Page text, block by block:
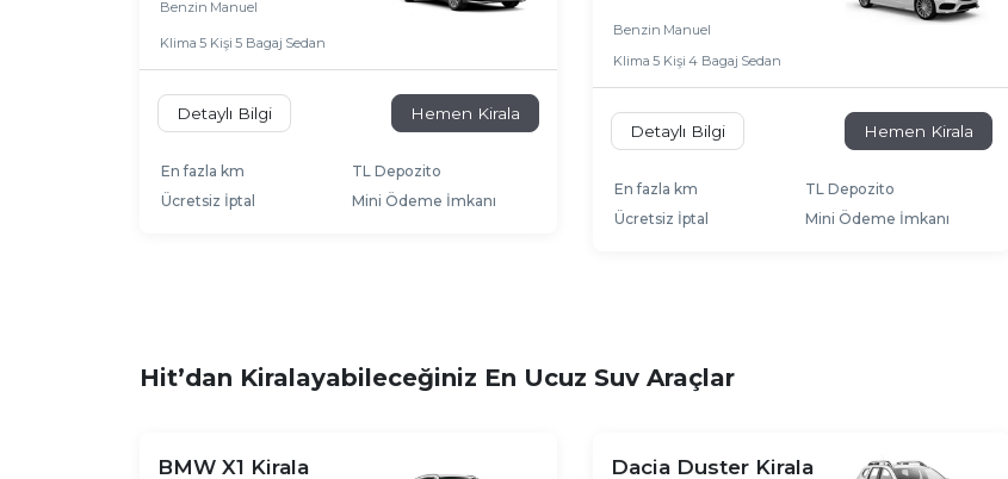
Benzin Manuel
Klima 5 Kişi 5 Bagaj Sedan
Detaylı Bilgi Hemen Kirala
En fazla km
TL Depozito
Ücretsiz İptal
Mini Ödeme İmkanı
Benzin Manuel
Klima 5 Kişi 4 Bagaj Sedan
Detaylı Bilgi Hemen Kirala
En fazla km
TL Depozito
Ücretsiz İptal
Mini Ödeme İmkanı
Hit’dan Kiralayabileceğiniz En Ucuz Suv Araçlar
BMW X1 Kirala Dacia Duster Kirala